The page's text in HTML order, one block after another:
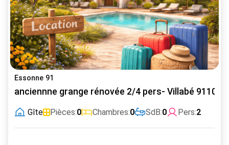
Essonne 91
anciennne grange rénovée 2/4 pers- Villabé 91100
Gîte Pièces:0 Chambres:0 SdB:0 Pers:2